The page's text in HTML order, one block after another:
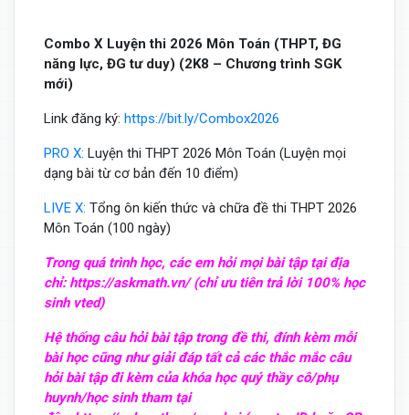
Combo X Luyện thi 2026 Môn Toán (THPT, ĐG
năng lực, ĐG tư duy) (2K8 – Chương trình SGK
mới)
Link đăng ký: https://bit.ly/Combox2026
PRO X: Luyện thi THPT 2026 Môn Toán (Luyện mọi
dạng bài từ cơ bản đến 10 điểm)
LIVE X: Tổng ôn kiến thức và chữa đề thi THPT 2026
Môn Toán (100 ngày)
Trong quá trình học, các em hỏi mọi bài tập tại địa
chỉ:https://askmath.vn/(chỉ ưu tiên trả lời 100% học
sinh vted)
Hệ thống câu hỏi bài tập trong đề thi, đính kèm mỗi
bài học cũng như giải đáp tất cả các thắc mắc câu
hỏi bài tập đi kèm của khóa học quý thầy cô/phụ
huynh/học sinh tham tại